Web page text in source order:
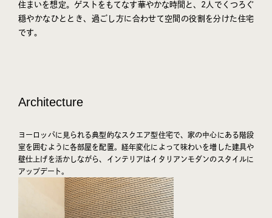
住まいを想定。ゲストをもてなす華やかな時間と、2人でくつろぐ
穏やかなひととき、過ごし方に合わせて空間の役割を分けた住宅
です。
Architecture
ヨーロッパに見られる典型的なスクエア型住宅で、家の中心にある階段
室を囲むように各部屋を配置。経年変化によって味わいを増した建具や
壁仕上げを活かしながら、インテリアはイタリアンモダンのスタイルに
アップデート。